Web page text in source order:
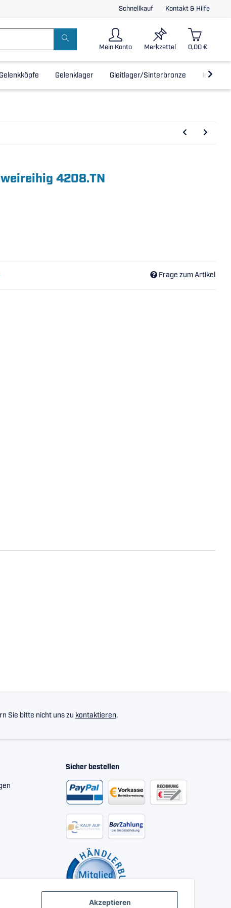
Akzeptieren
Schnellkauf Kontakt & Hilfe
Mein Konto Merkzettel 0,00 €
Gelenkköpfe Gelenklager Gleitlager/Sinterbronze Inline-
4208.TN
Frage zum Artikel
Sie bitte nicht uns zu kontaktieren.
Sicher bestellen